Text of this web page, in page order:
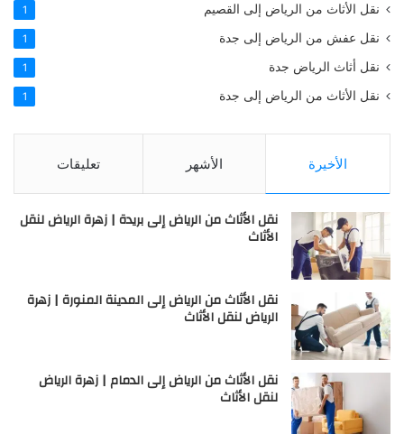
نقل الأثاث من الرياض إلى القصيم 1
نقل عفش من الرياض إلى جدة 1
نقل أثاث الرياض جدة 1
نقل الأثاث من الرياض إلى جدة 1
الأخيرة الأشهر تعليقات
نقل الأثاث من الرياض إلى بريدة | زهرة الرياض لنقل
الأثاث
نقل الأثاث من الرياض إلى المدينة المنورة | زهرة
الرياض لنقل الأثاث
نقل الأثاث من الرياض إلى الدمام | زهرة الرياض
لنقل الأثاث